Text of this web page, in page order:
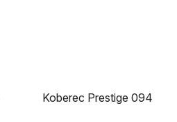
Koberec Prestige 094